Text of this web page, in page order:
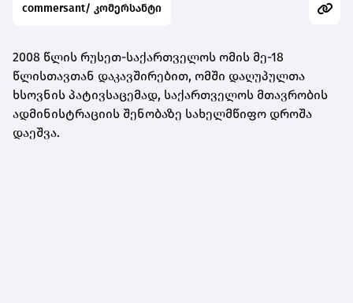
commersant/ კომერსანტი
2008 წლის რუსეთ-საქართველოს ომის მე-18
წლისთავთან დაკავშირებით, ომში დაღუპულთა
ხსოვნის პატივსაცემად, საქართველოს მთავრობის
ადმინისტრაციის შენობაზე სახელმწიფო დროშა
დაეშვა.